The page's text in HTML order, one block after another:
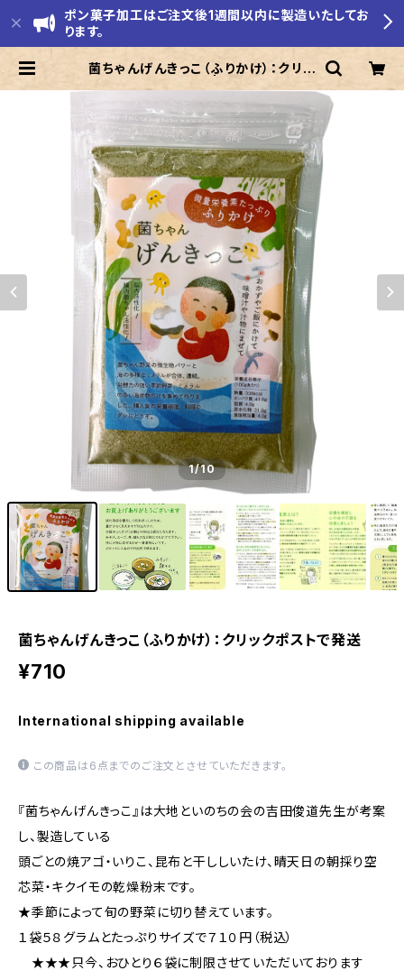
ポン菓子加工はご注文後1週間以内に製造いたしてお
ります。
菌ちゃんげんきっこ（ふりかけ）：クリッ
1/10
菌ちゃんげんきっこ（ふりかけ）：クリックポストで発送
¥710
International shipping available
この商品は6点までのご注文とさせていただきます。
『菌ちゃんげんきっこ』は大地といのちの会の吉田俊道先生が考案
し、製造している
頭ごとの焼アゴ・いりこ、昆布と干ししいたけ、晴天日の朝採り空
芯菜・キクイモの乾燥粉末です。
★季節によって旬の野菜に切り替えています。
１袋５８グラムとたっぷりサイズで７１０円（税込）
★★★只今、おひとり６袋に制限させていただいております